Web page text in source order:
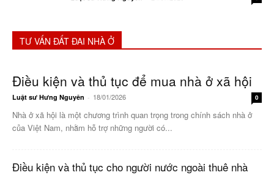
TƯ VẤN ĐẤT ĐAI NHÀ Ở
Điều kiện và thủ tục để mua nhà ở xã hội
Luật sư Hưng Nguyên - 18/01/2026 0
Nhà ở xã hội là một chương trình quan trọng trong chính sách nhà ở
của Việt Nam, nhằm hỗ trợ những người có...
Điều kiện và thủ tục cho người nước ngoài thuê nhà